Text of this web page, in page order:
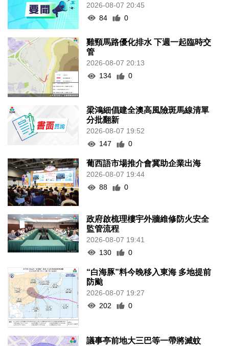
2026-08-07 20:45
84
0
雞頸馬路優化排水 下週一起臨時交
管
2026-08-07 20:13
134
0
梁鴻細倡建全澳高風險斑馬線清單
分批翻新
2026-08-07 19:52
147
0
葡西語市場推介會冀助企業出海
2026-08-07 19:44
88
0
政府啟梳理樓宇外牆維修防火安全
監管流程
2026-08-07 19:41
130
0
“白海豚”料今晚移入東海 多地提前
防颱
2026-08-07 19:27
202
0
議事亭前地大三巴等一帶將滅蚊